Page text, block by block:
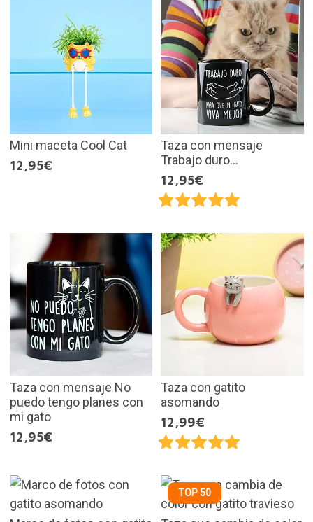
Mini maceta Cool Cat
12,95€
Taza con mensaje
Trabajo duro...
12,95€
Taza con mensaje No
puedo tengo planes con
mi gato
12,95€
Taza con gatito
asomando
12,99€
TOP 50